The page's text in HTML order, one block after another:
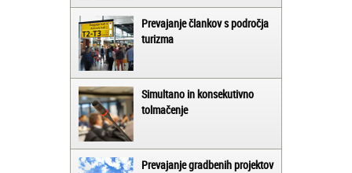
Prevajanje člankov s področja
turizma
Simultano in konsekutivno
tolmačenje
Prevajanje gradbenih projektov